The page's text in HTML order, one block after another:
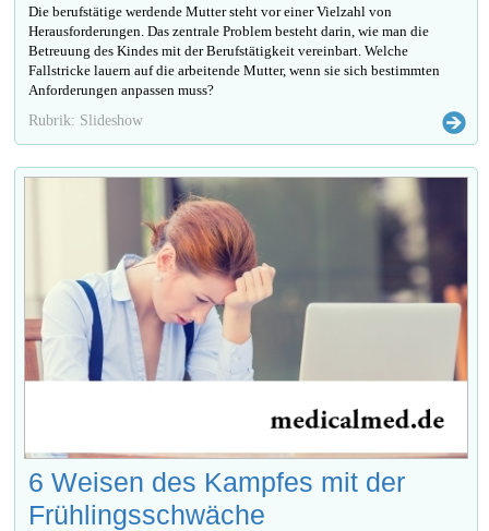
Die berufstätige werdende Mutter steht vor einer Vielzahl von
Herausforderungen. Das zentrale Problem besteht darin, wie man die
Betreuung des Kindes mit der Berufstätigkeit vereinbart. Welche
Fallstricke lauern auf die arbeitende Mutter, wenn sie sich bestimmten
Anforderungen anpassen muss?
Rubrik: Slideshow
6 Weisen des Kampfes mit der
Frühlingsschwäche